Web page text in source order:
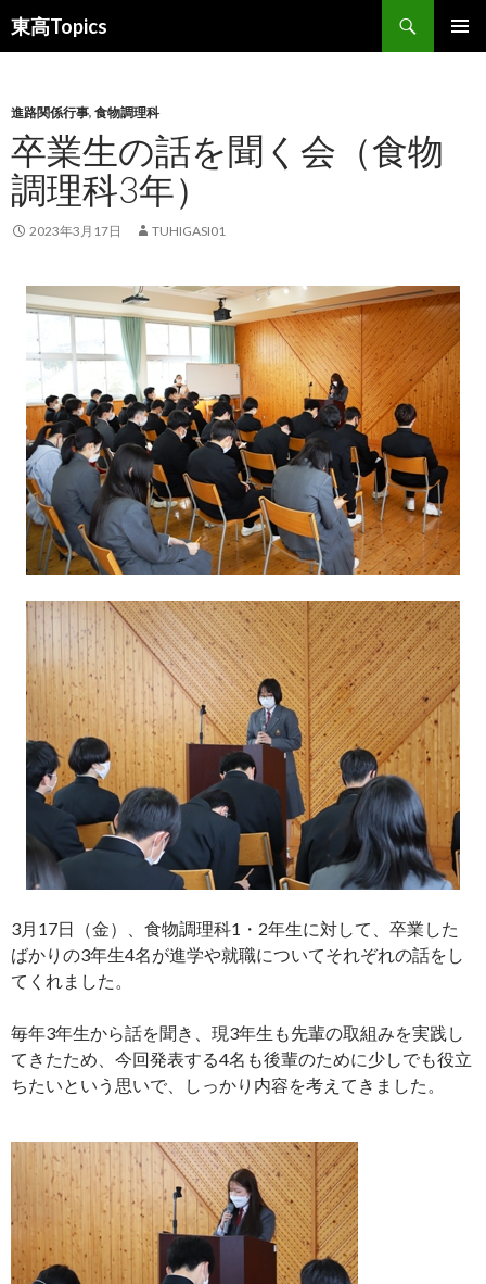
東高Topics
検
索
ン
ツ
へ
ス
キ
ッ
進路関係行事, 食物調理科
卒業生の話を聞く会（食物
調理科3年）
2023年3月17日 TUHIGASI01
3月17日（金）、食物調理科1・2年生に対して、卒業した
ばかりの3年生4名が進学や就職についてそれぞれの話をし
てくれました。
毎年3年生から話を聞き、現3年生も先輩の取組みを実践し
てきたため、今回発表する4名も後輩のために少しでも役立
ちたいという思いで、しっかり内容を考えてきました。